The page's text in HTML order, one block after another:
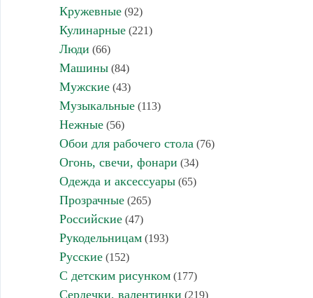
Кружевные(92)
Кулинарные(221)
Люди (66)
Машины(84)
Мужские(43)
Музыкальные(113)
Нежные(56)
Обои для рабочего стола (76)
Огонь, свечи, фонари (34)
Одежда и аксессуары(65)
Прозрачные(265)
Российские(47)
Рукодельницам(193)
Русские(152)
С детским рисунком(177)
Сердечки, валентинки (219)